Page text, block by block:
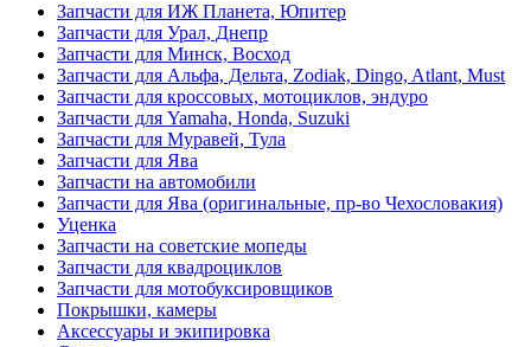
Запчасти для ИЖ Планета, Юпитер
Запчасти для Урал, Днепр
Запчасти для Минск, Восход
Запчасти для Альфа, Дельта, Zodiak, Dingo, Atlant, Must
Запчасти для кроссовых, мотоциклов, эндуро
Запчасти для Yamaha, Honda, Suzuki
Запчасти для Муравей, Тула
Запчасти для Ява
Запчасти на автомобили
Запчасти для Ява (оригинальные, пр-во Чехословакия)
Уценка
Запчасти на советские мопеды
Запчасти для квадроциклов
Запчасти для мотобуксировщиков
Покрышки, камеры
Аксессуары и экипировка